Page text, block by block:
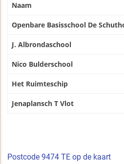
Naam
Openbare Basisschool De
J. Albrondaschool
Nico Bulderschool
Het Ruimteschip
Jenaplansch T Vlot
Postcode 9474 TE op de kaart